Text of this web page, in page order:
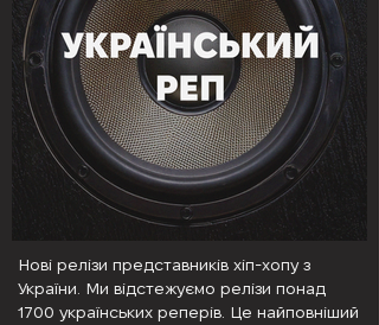
Нові релізи представників хіп-хопу з
України. Ми відстежуємо релізи понад
1700 українських реперів. Це найповніший